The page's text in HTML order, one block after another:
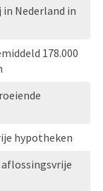
in Nederland in
178.000
hypotheken